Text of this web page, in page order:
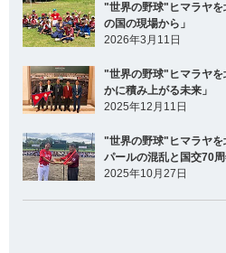
"世界の野球"ヒマラヤを
の国の現場から」
2026年3月11日
"世界の野球"ヒマラヤを
かに積み上がる未来」
2025年12月11日
"世界の野球"ヒマラヤを
パールの混乱と国交70
2025年10月27日